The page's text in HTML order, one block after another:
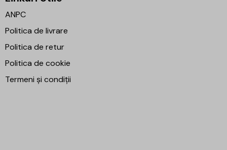
ANPC
Politica de livrare
Politica de retur
Politica de cookie
Termeni și condiții